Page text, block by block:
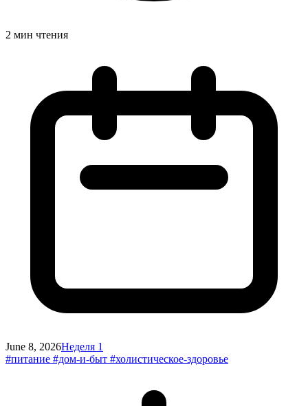
2 мин чтения
June 8, 2026Неделя 1
#питание #дом-и-быт #холистическое-здоровье